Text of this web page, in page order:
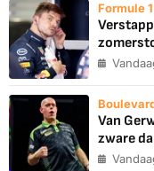
Formule 1
Van
zware